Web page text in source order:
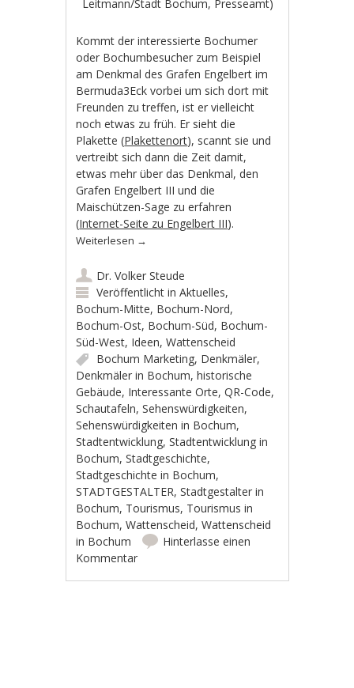
Leitmann/Stadt Bochum, Presseamt)
Kommt der interessierte Bochumer
oder Bochumbesucher zum Beispiel
am Denkmal des Grafen Engelbert im
Bermuda3Eck vorbei um sich dort mit
Freunden zu treffen, ist er vielleicht
noch etwas zu früh. Er sieht die
Plakette (Plakettenort), scannt sie und
vertreibt sich dann die Zeit damit,
etwas mehr über das Denkmal, den
Grafen Engelbert III und die
Maischützen-Sage zu erfahren
(Internet-Seite zu Engelbert III).
Weiterlesen →
Dr. Volker Steude
Veröffentlicht inAktuelles,
Bochum-Mitte, Bochum-Nord,
Bochum-Ost, Bochum-Süd, Bochum-
Süd-West, Ideen,Wattenscheid
Bochum Marketing, Denkmäler,
Denkmäler in Bochum,historische
Gebäude, Interessante Orte,QR-Code,
Schautafeln,Sehenswürdigkeiten,
Sehenswürdigkeiten in Bochum,
Stadtentwicklung,Stadtentwicklung in
Bochum,Stadtgeschichte,
Stadtgeschichte in Bochum,
STADTGESTALTER,Stadtgestalter in
Bochum, Tourismus, Tourismus in
Bochum,Wattenscheid,Wattenscheid
in Bochum
Hinterlasse einen
Kommentar